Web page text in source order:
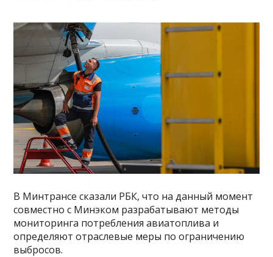
В Минтрансе сказали РБК, что на данный момент
совместно с Минэком разрабатывают методы
мониторинга потребления авиатоплива и
определяют отраслевые меры по ограничению
выбросов.